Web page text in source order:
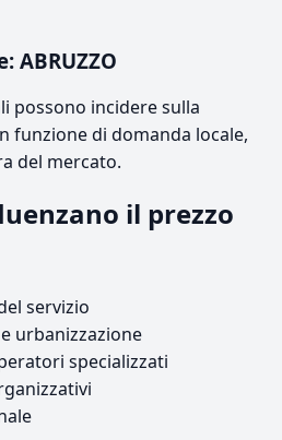
ABRUZZO
possono incidere sulla
funzione di domanda locale,
del mercato.
il prezzo
servizio
urbanizzazione
specializzati